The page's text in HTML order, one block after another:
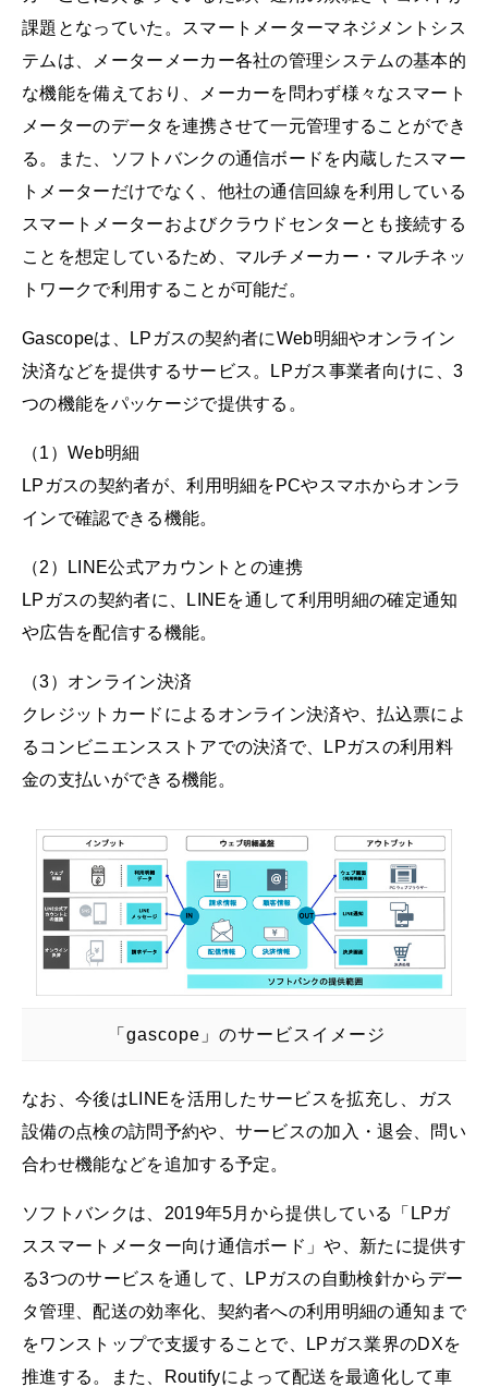
課題となっていた。スマートメーターマネジメントシス
テムは、メーターメーカー各社の管理システムの基本的
な機能を備えており、メーカーを問わず様々なスマート
メーターのデータを連携させて一元管理することができ
る。また、ソフトバンクの通信ボードを内蔵したスマー
トメーターだけでなく、他社の通信回線を利用している
スマートメーターおよびクラウドセンターとも接続する
ことを想定しているため、マルチメーカー・マルチネッ
トワークで利用することが可能だ。
Gascopeは、LPガスの契約者にWeb明細やオンライン
決済などを提供するサービス。LPガス事業者向けに、3
つの機能をパッケージで提供する。
（1）Web明細
LPガスの契約者が、利用明細をPCやスマホからオンラ
インで確認できる機能。
（2）LINE公式アカウントとの連携
LPガスの契約者に、LINEを通して利用明細の確定通知
や広告を配信する機能。
（3）オンライン決済
クレジットカードによるオンライン決済や、払込票によ
るコンビニエンスストアでの決済で、LPガスの利用料
金の支払いができる機能。
「gascope」のサービスイメージ
なお、今後はLINEを活用したサービスを拡充し、ガス
設備の点検の訪問予約や、サービスの加入・退会、問い
合わせ機能などを追加する予定。
ソフトバンクは、2019年5月から提供している「LPガ
ススマートメーター向け通信ボード」や、新たに提供す
る3つのサービスを通して、LPガスの自動検針からデー
タ管理、配送の効率化、契約者への利用明細の通知まで
をワンストップで支援することで、LPガス業界のDXを
推進する。また、Routifyによって配送を最適化して車